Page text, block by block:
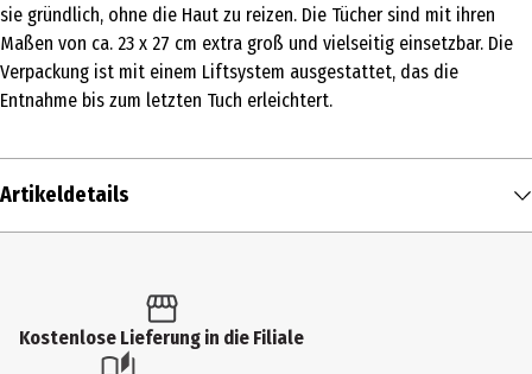
sie gründlich, ohne die Haut zu reizen. Die Tücher sind mit ihren
Maßen von ca. 23 x 27 cm extra groß und vielseitig einsetzbar. Die
Verpackung ist mit einem Liftsystem ausgestattet, das die
Entnahme bis zum letzten Tuch erleichtert.
Artikeldetails
Produkttyp
Kostenlose Lieferung in die Filiale